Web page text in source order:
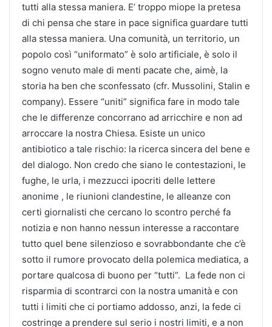
tutti alla stessa maniera. E’ troppo miope la pretesa
di chi pensa che stare in pace significa guardare tutti
alla stessa maniera. Una comunità, un territorio, un
popolo così “uniformato” è solo artificiale, è solo il
sogno venuto male di menti pacate che, aimè, la
storia ha ben che sconfessato (cfr. Mussolini, Stalin e
company). Essere “uniti” significa fare in modo tale
che le differenze concorrano ad arricchire e non ad
arroccare la nostra Chiesa. Esiste un unico
antibiotico a tale rischio: la ricerca sincera del bene e
del dialogo. Non credo che siano le contestazioni, le
fughe, le urla, i mezzucci ipocriti delle lettere
anonime , le riunioni clandestine, le alleanze con
certi giornalisti che cercano lo scontro perché fa
notizia e non hanno nessun interesse a raccontare
tutto quel bene silenzioso e sovrabbondante che c’è
sotto il rumore provocato della polemica mediatica, a
portare qualcosa di buono per “tutti”. La fede non ci
risparmia di scontrarci con la nostra umanità e con
tutti i limiti che ci portiamo addosso, anzi, la fede ci
costringe a prendere sul serio i nostri limiti, e a non